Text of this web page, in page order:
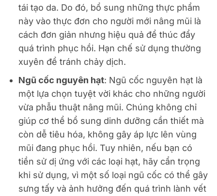
tái tạo da. Do đó, bổ sung những thực phẩm
này vào thực đơn cho người mới nâng mũi là
cách đơn giản nhưng hiệu quả để thúc đẩy
quá trình phục hồi. Hạn chế sử dụng thường
xuyên để tránh chảy dịch.
Ngũ cốc nguyên hạt: Ngũ cốc nguyên hạt là
một lựa chọn tuyệt vời khác cho những người
vừa phẫu thuật nâng mũi. Chúng không chỉ
giúp cơ thể bổ sung dinh dưỡng cần thiết mà
còn dễ tiêu hóa, không gây áp lực lên vùng
mũi đang phục hồi. Tuy nhiên, nếu bạn có
tiền sử dị ứng với các loại hạt, hãy cẩn trọng
khi sử dụng, vì một số loại ngũ cốc có thể gây
sưng tấy và ảnh hưởng đến quá trình lành vết